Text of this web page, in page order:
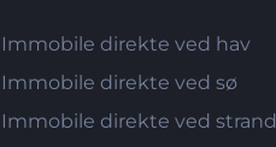
Immobile direkte ved hav
Immobile direkte ved sø
Immobile direkte ved strand